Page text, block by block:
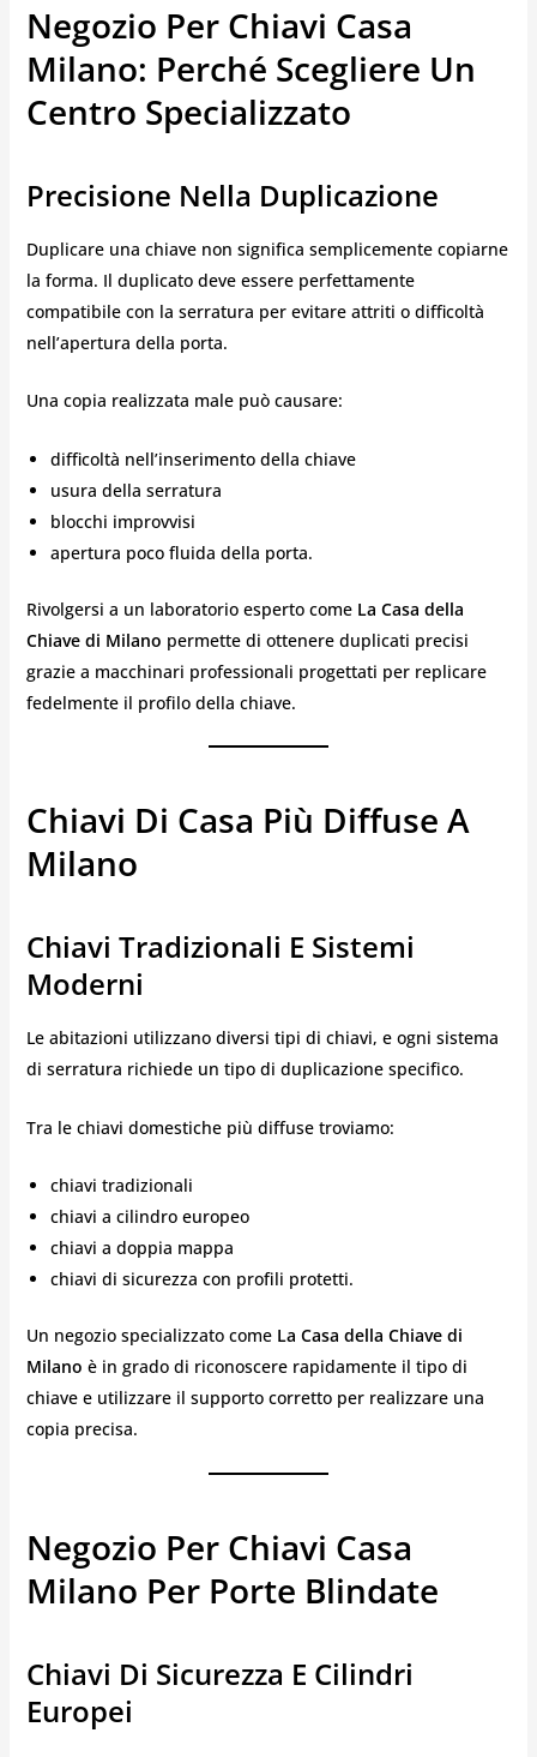
Negozio Per Chiavi Casa
Milano: Perché Scegliere Un
Centro Specializzato
Precisione Nella Duplicazione
Duplicare una chiave non significa semplicemente copiarne
la forma. Il duplicato deve essere perfettamente
compatibile con la serratura per evitare attriti o difficoltà
nell’apertura della porta.
Una copia realizzata male può causare:
difficoltà nell’inserimento della chiave
usura della serratura
blocchi improvvisi
apertura poco fluida della porta.
Rivolgersi a un laboratorio esperto come La Casa della
Chiave di Milano permette di ottenere duplicati precisi
grazie a macchinari professionali progettati per replicare
fedelmente il profilo della chiave.
Chiavi Di Casa Più Diffuse A
Milano
Chiavi Tradizionali E Sistemi
Moderni
Le abitazioni utilizzano diversi tipi di chiavi, e ogni sistema
di serratura richiede un tipo di duplicazione specifico.
Tra le chiavi domestiche più diffuse troviamo:
chiavi tradizionali
chiavi a cilindro europeo
chiavi a doppia mappa
chiavi di sicurezza con profili protetti.
Un negozio specializzato come La Casa della Chiave di
Milano è in grado di riconoscere rapidamente il tipo di
chiave e utilizzare il supporto corretto per realizzare una
copia precisa.
Negozio Per Chiavi Casa
Milano Per Porte Blindate
Chiavi Di Sicurezza E Cilindri
Europei